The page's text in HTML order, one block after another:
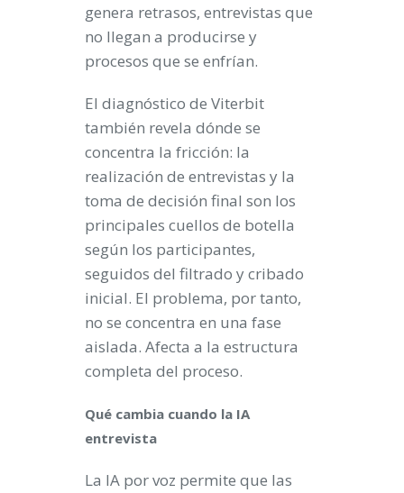
genera retrasos, entrevistas que
no llegan a producirse y
procesos que se enfrían.
El diagnóstico de Viterbit
también revela dónde se
concentra la fricción: la
realización de entrevistas y la
toma de decisión final son los
principales cuellos de botella
según los participantes,
seguidos del filtrado y cribado
inicial. El problema, por tanto,
no se concentra en una fase
aislada. Afecta a la estructura
completa del proceso.
Qué cambia cuando la IA
entrevista
La IA por voz permite que las